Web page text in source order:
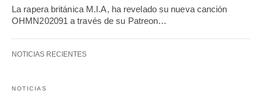
La rapera británica M.I.A, ha revelado su nueva canción
OHMN202091 a través de su Patreon…
NOTICIAS RECIENTES
NOTICIAS